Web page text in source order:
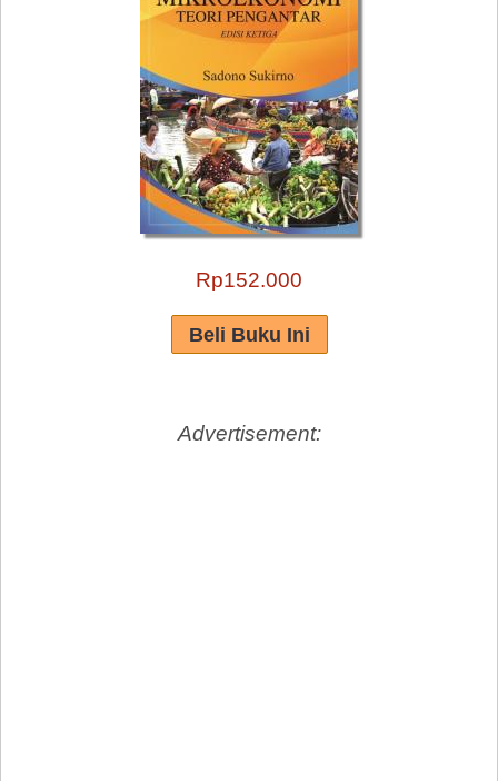
Rp152.000
Advertisement: